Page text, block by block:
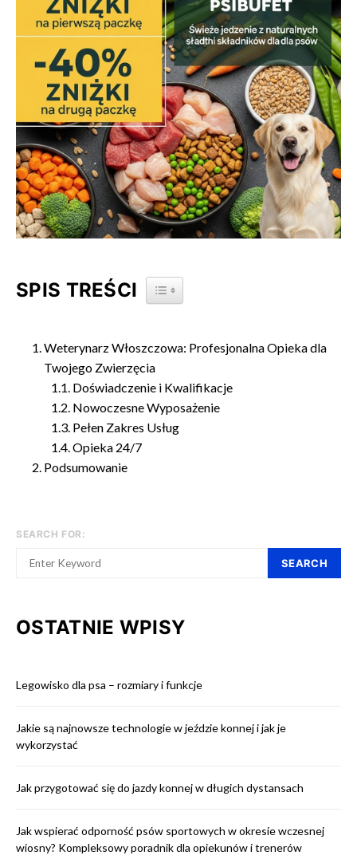
SPIS TREŚCI TOGGLE TABLE OF CONTENT
Weterynarz Włoszczowa: Profesjonalna Opieka dla
Twojego Zwierzęcia
Doświadczenie i Kwalifikacje
Nowoczesne Wyposażenie
Pełen Zakres Usług
Opieka 24/7
Podsumowanie
SEARCH FOR:
SEARCH
OSTATNIE WPISY
Legowisko dla psa – rozmiary i funkcje
Jakie są najnowsze technologie w jeździe konnej i jak je
wykorzystać
Jak przygotować się do jazdy konnej w długich dystansach
Jak wspierać odporność psów sportowych w okresie wczesnej
wiosny? Kompleksowy poradnik dla opiekunów i trenerów